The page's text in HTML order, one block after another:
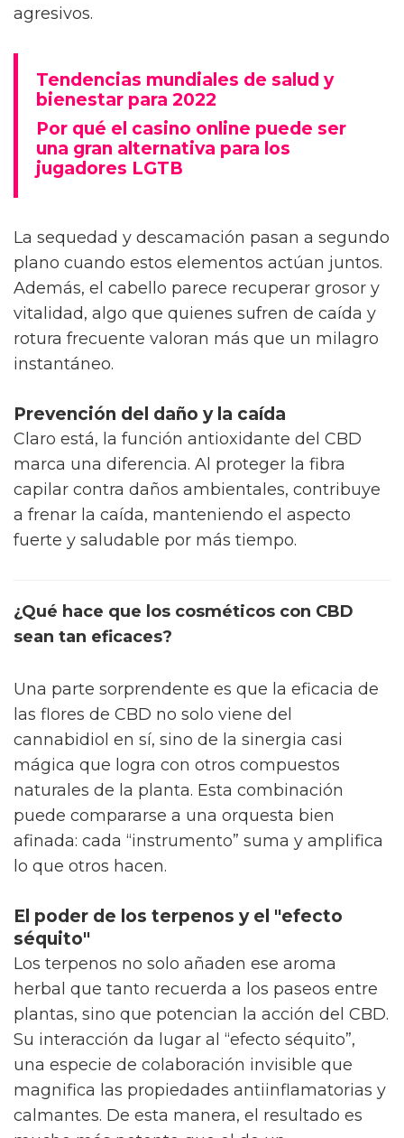
agresivos.
Tendencias mundiales de salud y
bienestar para 2022
Por qué el casino online puede ser
una gran alternativa para los
jugadores LGTB
La sequedad y descamación pasan a segundo
plano cuando estos elementos actúan juntos.
Además, el cabello parece recuperar grosor y
vitalidad, algo que quienes sufren de caída y
rotura frecuente valoran más que un milagro
instantáneo.
Prevención del daño y la caída
Claro está, la función antioxidante del CBD
marca una diferencia. Al proteger la fibra
capilar contra daños ambientales, contribuye
a frenar la caída, manteniendo el aspecto
fuerte y saludable por más tiempo.
¿Qué hace que los cosméticos con CBD
sean tan eficaces?
Una parte sorprendente es que la eficacia de
las flores de CBD no solo viene del
cannabidiol en sí, sino de la sinergia casi
mágica que logra con otros compuestos
naturales de la planta. Esta combinación
puede compararse a una orquesta bien
afinada: cada “instrumento” suma y amplifica
lo que otros hacen.
El poder de los terpenos y el "efecto
séquito"
Los terpenos no solo añaden ese aroma
herbal que tanto recuerda a los paseos entre
plantas, sino que potencian la acción del CBD.
Su interacción da lugar al “efecto séquito”,
una especie de colaboración invisible que
magnifica las propiedades antiinflamatorias y
calmantes. De esta manera, el resultado es